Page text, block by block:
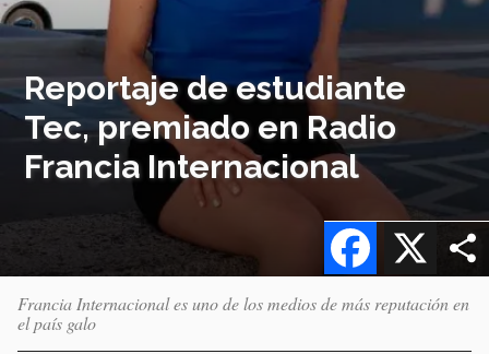
Reportaje de estudiante
Tec, premiado en Radio
Francia Internacional
X
Facebook
Francia Internacional es uno de los medios de más reputación en
el país galo